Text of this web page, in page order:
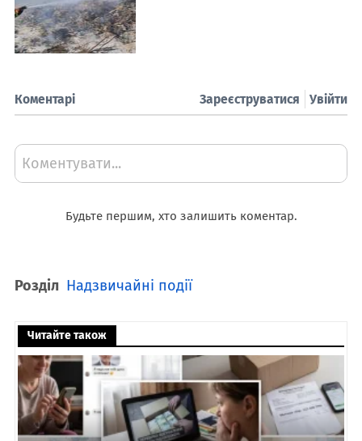
Коментарі Увійти
Зареєструватися
Коментувати...
Будьте першим, хто залишить коментар.
Розділ Надзвичайні події
Читайте також